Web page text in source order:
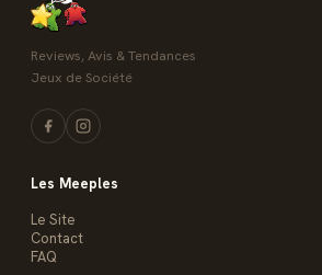
Reviews, Avis & Tendances
Jeux de Société
Les Meeples
Le Site
Contact
FAQ